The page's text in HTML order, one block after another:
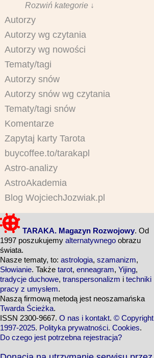
Rozwiń kategorie ↓
Autorzy
Autorzy wg czytania
Autorzy wg nowości
Tematy/tagi
Autorzy snów
Autorzy snów wg czytania
Tematy/tagi snów
Komentarze
Zapytaj karty Tarota
buycoffee.to/tarakapl
Astro-analizy
AstroAkademia
Blog WojciechJozwiak.pl
TARAKA. Magazyn Rozwojowy. Od
1997 poszukujemy alternatywnego obrazu
świata.
Nasze tematy, to: astrologia, szamanizm,
Słowianie. Także tarot, enneagram, Yijing,
tradycje duchowe, transpersonalizm i techniki
pracy z umysłem.
Naszą firmową metodą jest neoszamańska
Twarda Ścieżka.
ISSN 2300-9667. O nas i kontakt. © Copyright
1997-2025. Polityka prywatności. Cookies.
Do czego jest potrzebna rejestracja?